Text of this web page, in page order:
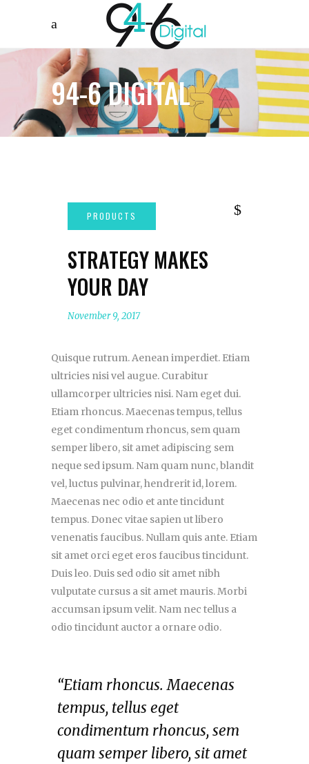
94-6 DIGITAL
STRATEGY MAKES
YOUR DAY
November 9, 2017
Quisque rutrum. Aenean imperdiet. Etiam
ultricies nisi vel augue. Curabitur
ullamcorper ultricies nisi. Nam eget dui.
Etiam rhoncus. Maecenas tempus, tellus
eget condimentum rhoncus, sem quam
semper libero, sit amet adipiscing sem
neque sed ipsum. Nam quam nunc, blandit
vel, luctus pulvinar, hendrerit id, lorem.
Maecenas nec odio et ante tincidunt
tempus. Donec vitae sapien ut libero
venenatis faucibus. Nullam quis ante. Etiam
sit amet orci eget eros faucibus tincidunt.
Duis leo. Duis sed odio sit amet nibh
vulputate cursus a sit amet mauris. Morbi
accumsan ipsum velit. Nam nec tellus a
odio tincidunt auctor a ornare odio.
“Etiam rhoncus. Maecenas
tempus, tellus eget
condimentum rhoncus, sem
quam semper libero, sit amet